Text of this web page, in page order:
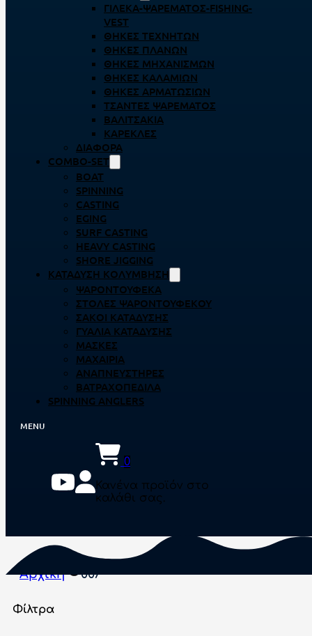
ΓΙΛΈΚΑ-ΨΑΡΈΜΑΤΟΣ-FISHING-
VEST
ΘΉΚΕΣ ΤΕΧΝΗΤΏΝ
ΘΉΚΕΣ ΠΛΆΝΩΝ
ΘΉΚΕΣ ΜΗΧΑΝΙΣΜΏΝ
ΘΉΚΕΣ ΚΑΛΑΜΙΏΝ
ΘΉΚΕΣ ΑΡΜΑΤΩΣΙΏΝ
ΤΣΆΝΤΕΣ ΨΑΡΈΜΑΤΟΣ
ΒΑΛΙΤΣΆΚΙΑ
ΚΑΡΈΚΛΕΣ
ΔΙΆΦΟΡΑ
COMBO-SET
BOAT
SPINNING
CASTING
EGING
SURF CASTING
HEAVY CASTING
SHORE JIGGING
ΚΑΤΆΔΥΣΗ ΚΟΛΎΜΒΗΣΗ
ΨΑΡΟΝΤΟΎΦΕΚΑ
ΣΤΟΛΈΣ ΨΑΡΟΝΤΟΎΦΕΚΟΥ
ΣΆΚΟΙ ΚΑΤΆΔΥΣΗΣ
ΓΥΑΛΙΆ ΚΑΤΆΔΥΣΗΣ
ΜΆΣΚΕΣ
ΜΑΧΑΊΡΙΑ
ΑΝΑΠΝΕΥΣΤΉΡΕΣ
ΒΑΤΡΑΧΟΠΈΔΙΛΑ
SPINNING ANGLERS
0
Κανένα προϊόν στο
καλάθι σας.
Αρχική 007
Φίλτρα